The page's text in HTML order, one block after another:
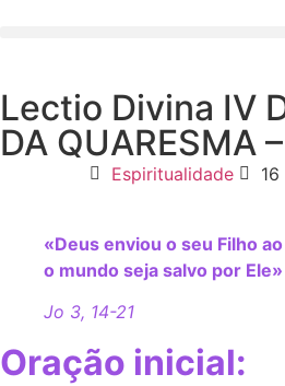
Lectio Divina IV
DA QUARESMA
Espiritualidade
«Deus enviou o seu Filho
o mundo seja salvo por Ele»
Jo 3, 14-21
Oração inicial: